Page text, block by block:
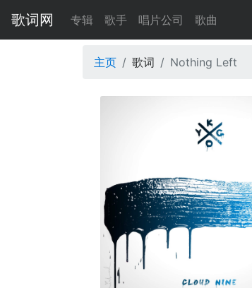
歌词网 专辑 歌手 唱片公司 歌曲
主页 歌词 Nothing Left